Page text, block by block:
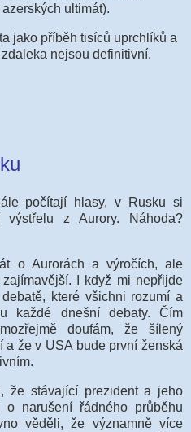
ultimát).
jako příběh tisíců uprchlíků a
nejsou definitivní.
počítají hlasy, v Rusku si
z Aurory. Náhoda?
o Aurorách a výročích, ale
I když mi nepřijde
které všichni rozumí a
každé dnešní debaty. Čím
doufám, že šílený
že v USA bude první ženská
že stávající prezident a jeho
narušení řádného průběhu
věděli, že významně více